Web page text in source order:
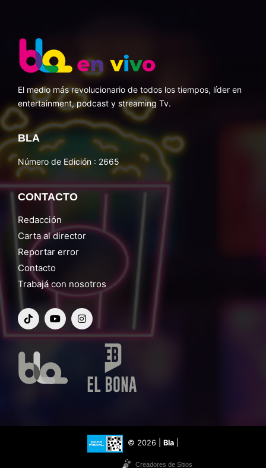
El medio más revolucionario de todos los tiempos, líder en
entertainment, podcast y streaming Tv.
BLA
Número de Edición : 2665
CONTACTO
Redacción
Carta al director
Reportar error
Contacto
Trabajá con nosotros
© 2026 | Bla
Creadores de Sitios